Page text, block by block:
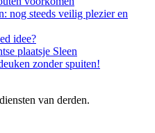
nog steeds veilig plezier en
idee?
plaatsje Sleen
zonder spuiten!
van derden.